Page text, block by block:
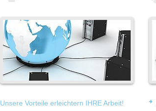
Unsere Vorteile erleichtern IHRE Arbeit!